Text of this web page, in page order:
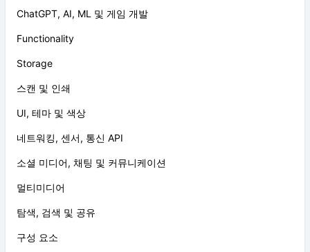
ChatGPT, AI, ML 및 게임 개발
Functionality
Storage
스캔 및 인쇄
UI, 테마 및 색상
네트워킹, 센서, 통신 API
소셜 미디어, 채팅 및 커뮤니케이션
멀티미디어
탐색, 검색 및 공유
구성 요소